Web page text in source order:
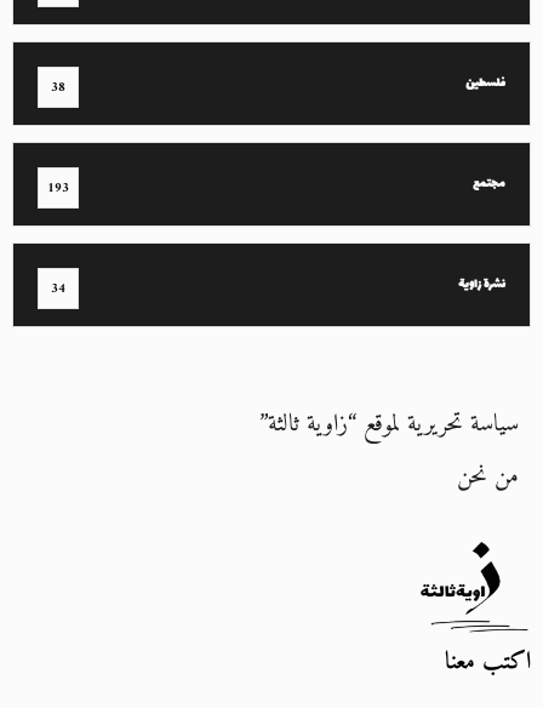
فلسطين 38
مجتمع 193
نشرة زاوية 34
سياسة تحريرية لموقع “زاوية ثالثة”
من نحن
اكتب معنا